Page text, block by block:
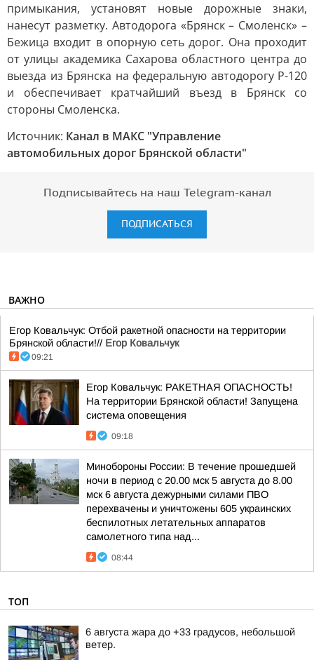
примыкания, установят новые дорожные знаки,
нанесут разметку. Автодорога «Брянск – Смоленск» –
Бежица входит в опорную сеть дорог. Она проходит
от улицы академика Сахарова областного центра до
выезда из Брянска на федеральную автодорогу Р-120
и обеспечивает кратчайший въезд в Брянск со
стороны Смоленска.
Источник: Канал в МАКС "Управление
автомобильных дорог Брянской области"
Подписывайтесь на наш Telegram-канал
ПОДПИСАТЬСЯ
ВАЖНО
Егор Ковальчук: Отбой ракетной опасности на территории
Брянской области!// Егор Ковальчук
09:21
Егор Ковальчук: РАКЕТНАЯ ОПАСНОСТЬ!
На территории Брянской области! Запущена
система оповещения
09:18
Минобороны России: В течение прошедшей
ночи в период с 20.00 мск 5 августа до 8.00
мск 6 августа дежурными силами ПВО
перехвачены и уничтожены 605 украинских
беспилотных летательных аппаратов
самолетного типа над...
08:44
ТОП
6 августа жара до +33 градусов, небольшой
ветер.